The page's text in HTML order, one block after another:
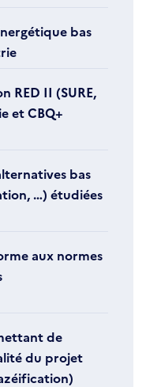
bas
RED II (SURE,
et CBQ+
bas
…) étudiées
aux normes
de
du projet